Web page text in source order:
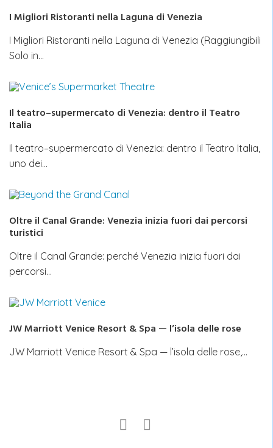
I Migliori Ristoranti nella Laguna di Venezia
I Migliori Ristoranti nella Laguna di Venezia (Raggiungibili
Solo in…
Il teatro–supermercato di Venezia: dentro il Teatro
Italia
Il teatro–supermercato di Venezia: dentro il Teatro Italia,
uno dei…
Oltre il Canal Grande: Venezia inizia fuori dai percorsi
turistici
Oltre il Canal Grande: perché Venezia inizia fuori dai
percorsi…
JW Marriott Venice Resort & Spa — l’isola delle rose
JW Marriott Venice Resort & Spa — l’isola delle rose,…